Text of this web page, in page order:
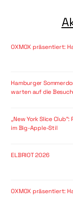
OXMOX präsentiert:
Hamburger
warten auf die
„New York Slice
im Big-Apple-Stil
ELBRIOT 2026
OXMOX präsentiert: